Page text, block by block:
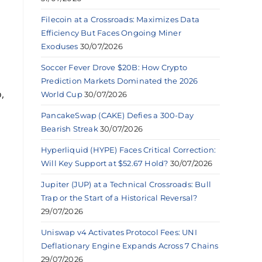
Filecoin at a Crossroads: Maximizes Data
Efficiency But Faces Ongoing Miner
Exoduses 30/07/2026
Soccer Fever Drove $20B: How Crypto
Prediction Markets Dominated the 2026
World Cup 30/07/2026
PancakeSwap (CAKE) Defies a 300-Day
Bearish Streak 30/07/2026
Hyperliquid (HYPE) Faces Critical Correction:
Will Key Support at $52.67 Hold? 30/07/2026
Jupiter (JUP) at a Technical Crossroads: Bull
Trap or the Start of a Historical Reversal?
29/07/2026
Uniswap v4 Activates Protocol Fees: UNI
Deflationary Engine Expands Across 7 Chains
29/07/2026